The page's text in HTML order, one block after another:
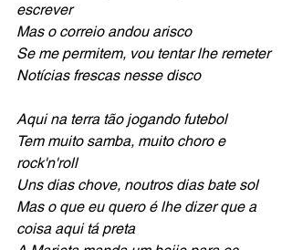
escrever
Mas o correio andou arisco
Se me permitem, vou tentar lhe remeter
Notícias frescas nesse disco
Aqui na terra tão jogando futebol
Tem muito samba, muito choro e
rock'n'roll
Uns dias chove, noutros dias bate sol
Mas o que eu quero é lhe dizer que a
coisa aqui tá preta